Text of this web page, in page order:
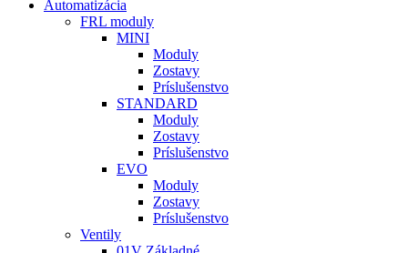
Automatizácia
FRL moduly
MINI
Moduly
Zostavy
Príslušenstvo
STANDARD
Moduly
Zostavy
Príslušenstvo
EVO
Moduly
Zostavy
Príslušenstvo
Ventily